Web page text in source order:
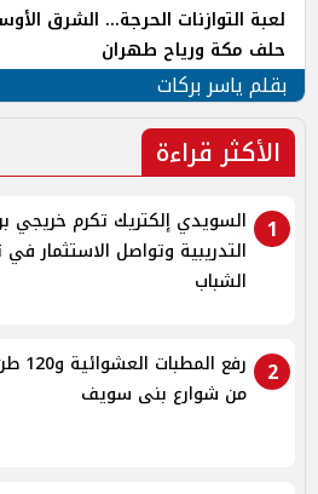
لعبة التوازنات الحرجة... الشرق
حلف مكة ورياح طهران
بقلم ياسر بركات
الأكثر قراءة
1
السويدي إلكتريك تكرم خريجي
التدريبية وتواصل الاستثمار
الشباب
2
رفع
من شوارع بنى سويف